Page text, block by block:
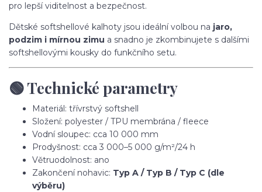
pro lepší viditelnost a bezpečnost.
Dětské softshellové kalhoty jsou ideální volbou na jaro,
podzim i mírnou zimu a snadno je zkombinujete s dalšími
softshellovými kousky do funkčního setu.
🟢 Technické parametry
Materiál: třívrstvý softshell
Složení: polyester / TPU membrána / fleece
Vodní sloupec: cca 10 000 mm
Prodyšnost: cca 3 000–5 000 g/m²/24 h
Větruodolnost: ano
Zakončení nohavic: Typ A / Typ B / Typ C (dle
výběru)